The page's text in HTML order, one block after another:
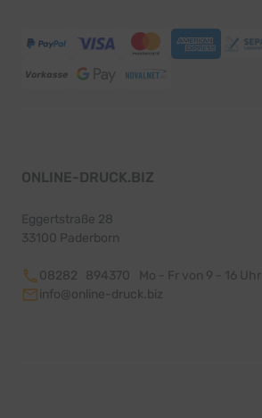
ONLINE-DRUCK.BIZ
Eggertstraße 28
33100 Paderborn
08282 894370
Mo - Fr von 9 - 16 Uhr
info@online-druck.biz